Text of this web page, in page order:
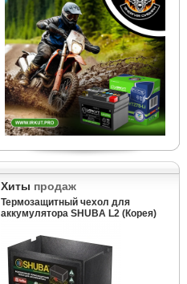
Хиты продаж
Термозащитный чехол для
аккумулятора SHUBA L2 (Корея)